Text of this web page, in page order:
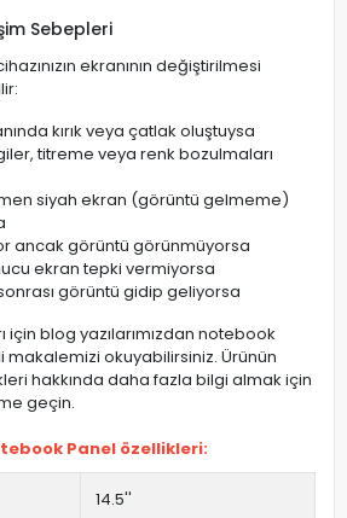
Sebepleri
ekranının değiştirilmesi
kırık veya çatlak oluştuysa
titreme veya renk bozulmaları
siyah ekran (görüntü gelmeme)
ancak görüntü görünmüyorsa
ekran tepki vermiyorsa
görüntü gidip geliyorsa
için blog yazılarımızdan notebook
makalemizi okuyabilirsiniz. Ürünün
hakkında daha fazla bilgi almak için
geçin.
Panel özellikleri:
14.5''